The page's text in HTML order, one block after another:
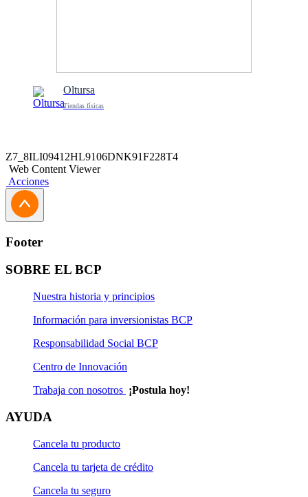
Oltursa
Tiendas físicas
Z7_8ILI09412HL9106DNK91F228T4
Web Content Viewer
Acciones
Footer
SOBRE EL BCP
Nuestra historia y principios
Información para inversionistas BCP
Responsabilidad Social BCP
Centro de Innovación
Trabaja con nosotros ¡Postula hoy!
AYUDA
Cancela tu producto
Cancela tu tarjeta de crédito
Cancela tu seguro